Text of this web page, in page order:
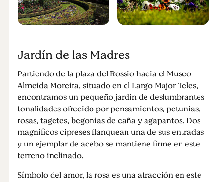
Jardín de las Madres
Partiendo de la plaza del Rossio hacia el Museo
Almeida Moreira, situado en el Largo Major Teles,
encontramos un pequeño jardín de deslumbrantes
tonalidades ofrecido por pensamientos, petunias,
rosas, tagetes, begonias de caña y agapantos. Dos
magníficos cipreses flanquean una de sus entradas
y un ejemplar de acebo se mantiene firme en este
terreno inclinado.
Símbolo del amor, la rosa es una atracción en este